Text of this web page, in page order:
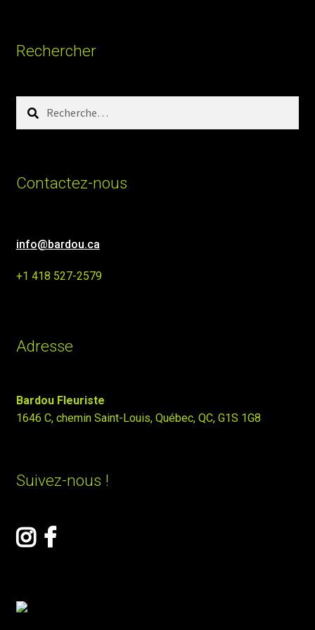
Rechercher
Rechercher :
Contactez-nous
info@bardou.ca
+1 418 527-2579
Adresse
Bardou Fleuriste
1646 C, chemin Saint-Louis, Québec, QC, G1S 1G8
Suivez-nous !